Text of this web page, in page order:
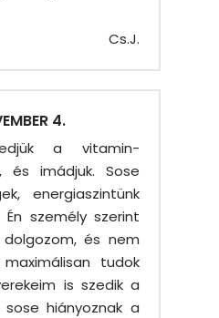
Cs.J.
4.
a vitamin-
és imádjuk. Sose
energiaszintünk
személy szerint
és nem
tudok
is szedik a
hiányoznak a